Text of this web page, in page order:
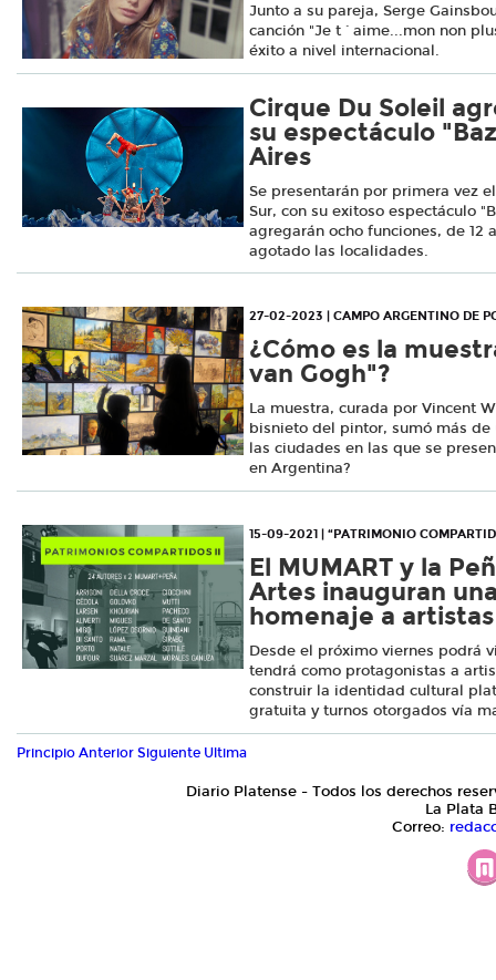
Junto a su pareja, Serge
canción "Je t´aime...mon non
éxito a nivel internacional.
Cirque Du Soleil
su espectáculo
Aires
Se presentarán por primera vez
Sur, con su exitoso espectáculo
agregarán ocho funciones, de 12
agotado las localidades.
27-02-2023 | CAMPO ARGENTINO DE
¿Cómo es la
van Gogh"?
La muestra, curada por Vincent
bisnieto del pintor, sumó más
las ciudades en las que se
en Argentina?
15-09-2021 | “PATRIMONIO
El MUMART y la
Artes inauguran
homenaje a
Desde el próximo viernes podrá
tendrá como protagonistas a
construir la identidad cultural
gratuita y turnos otorgados vía
Principio Anterior Siguiente Ultima
Diario Platense - Todos los derechos
La Plata
Correo: